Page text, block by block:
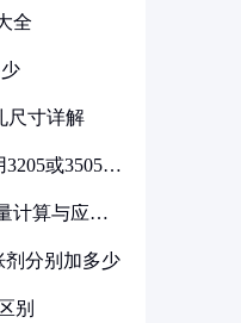
全
尺寸详解
或3505代
计算与应用
剂分别加多少
别